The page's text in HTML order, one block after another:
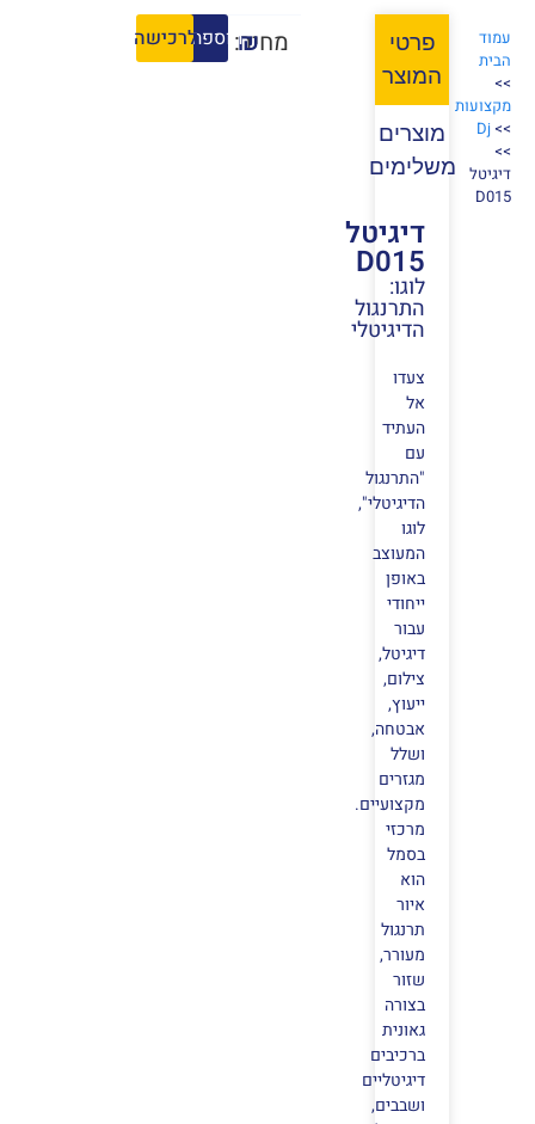
עמוד
הבית
>>
מקצועות
>>
Dj
>>
דיגיטל
D015
פרטי
המוצר
מוצרים
משלימים
דיגיטל
D015
לוגו:
התרנגול
הדיגיטלי
צעדו
אל
העתיד
עם
"התרנגול
הדיגיטלי",
לוגו
המעוצב
באופן
ייחודי
עבור
דיגיטל,
צילום,
ייעוץ,
אבטחה,
ושלל
מגזרים
מקצועיים.
מרכזי
בסמל
הוא
איור
תרנגול
מעורר,
שזור
בצורה
גאונית
ברכיבים
דיגיטליים
ושבבים,
מחיר:
₪הוספה לסל
לרכישה